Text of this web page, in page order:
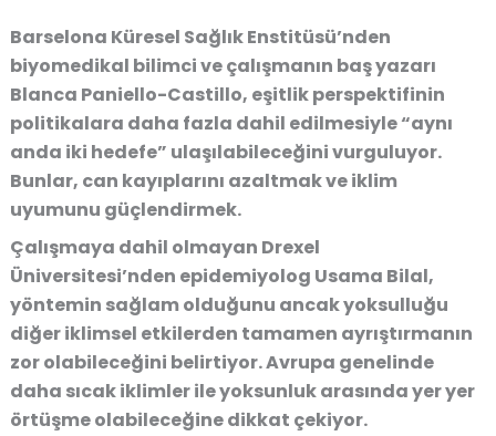
Barselona Küresel Sağlık Enstitüsü’nden
biyomedikal bilimci ve çalışmanın baş yazarı
Blanca Paniello-Castillo, eşitlik perspektifinin
politikalara daha fazla dahil edilmesiyle “aynı
anda iki hedefe” ulaşılabileceğini vurguluyor.
Bunlar, can kayıplarını azaltmak ve iklim
uyumunu güçlendirmek.
Çalışmaya dahil olmayan Drexel
Üniversitesi’nden epidemiyolog Usama Bilal,
yöntemin sağlam olduğunu ancak yoksulluğu
diğer iklimsel etkilerden tamamen ayrıştırmanın
zor olabileceğini belirtiyor. Avrupa genelinde
daha sıcak iklimler ile yoksunluk arasında yer yer
örtüşme olabileceğine dikkat çekiyor.